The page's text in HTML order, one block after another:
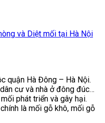
và Diệt mối tại Hà Nội
quận Hà Đông – Hà Nội.
cư và nhà ở đông đúc…
phát triển và gây hại.
là mối gỗ khô, mối gỗ